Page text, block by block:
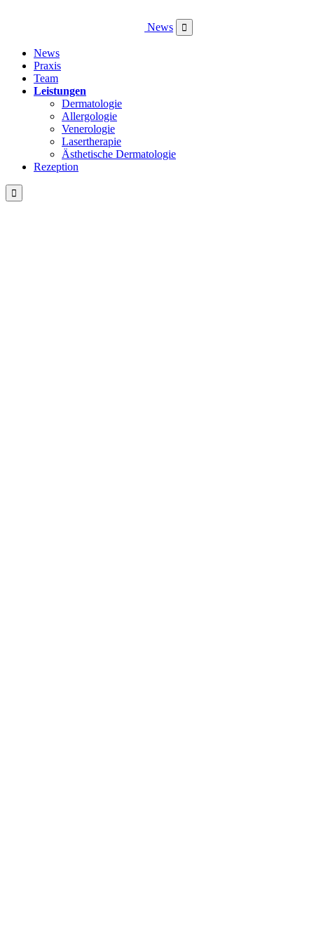
News 
News
Praxis
Team
Leistungen
Dermatologie
Allergologie
Venerologie
Lasertherapie
Ästhetische Dermatologie
Rezeption
